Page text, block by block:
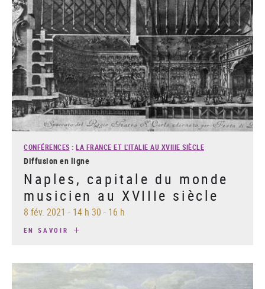
CONFÉRENCES : LA FRANCE ET L'ITALIE AU XVIIIE SIÈCLE
Diffusion en ligne
Naples, capitale du monde
musicien au XVIIIe siècle
8 fév. 2021 - 14 h 30 - 16 h
EN SAVOIR